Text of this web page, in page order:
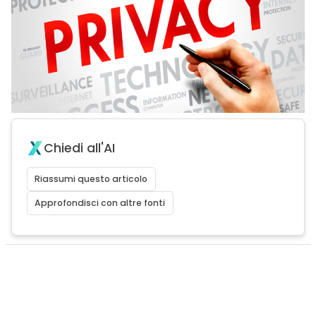
Chiedi all'AI
Riassumi questo articolo
Approfondisci con altre fonti